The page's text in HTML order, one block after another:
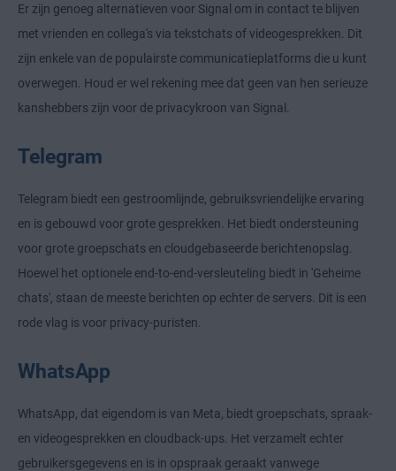
Er zijn genoeg alternatieven voor Signal om in contact te blijven
met vrienden en collega's via tekstchats of videogesprekken. Dit
zijn enkele van de populairste communicatieplatforms die u kunt
overwegen. Houd er wel rekening mee dat geen van hen serieuze
kanshebbers zijn voor de privacykroon van Signal.
Telegram
Telegram biedt een gestroomlijnde, gebruiksvriendelijke ervaring
en is gebouwd voor grote gesprekken. Het biedt ondersteuning
voor grote groepschats en cloudgebaseerde berichtenopslag.
Hoewel het optionele end-to-end-versleuteling biedt in 'Geheime
chats', staan de meeste berichten op echter de servers. Dit is een
rode vlag is voor privacy-puristen.
WhatsApp
WhatsApp, dat eigendom is van Meta, biedt groepschats, spraak-
en videogesprekken en cloudback-ups. Het verzamelt echter
gebruikersgegevens en is in opspraak geraakt vanwege